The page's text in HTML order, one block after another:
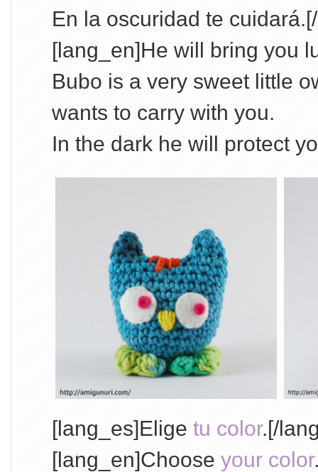
En la oscuridad te
[lang_en]He will bring you
Bubo is a very sweet little
wants to carry with you.
In the dark he will protect
[lang_es]Elige tu color.[/
[lang_en]Choose your color